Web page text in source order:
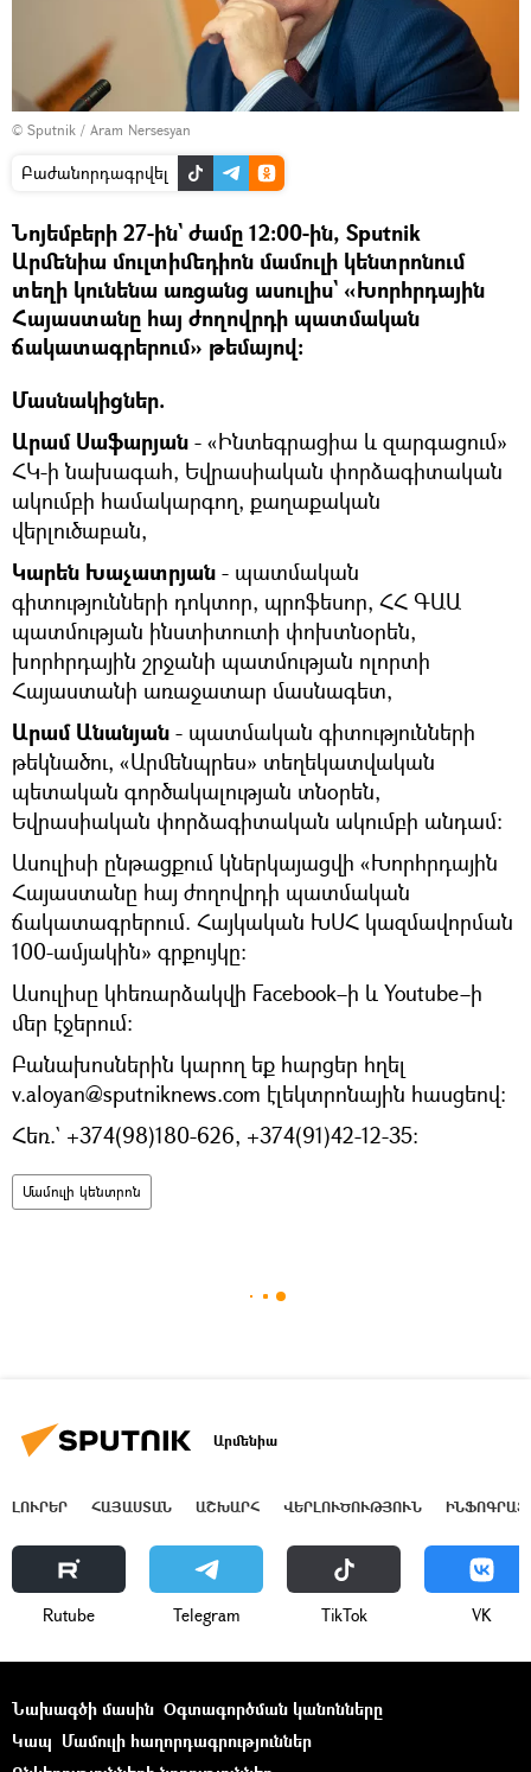
© Sputnik / Aram Nersesyan
Բաժանորդագրվել
Նոյեմբերի 27-ին` ժամը 12:00-ին, Sputnik
Արմենիա մուլտիմեդիոն մամուլի կենտրոնում
տեղի կունենա առցանց ասուլիս` «Խորհրդային
Հայաստանը հայ ժողովրդի պատմական
ճակատագրերում» թեմայով:
Մասնակիցներ.
Արամ Սաֆարյան - «Ինտեգրացիա և զարգացում»
ՀԿ-ի նախագահ, Եվրասիական փորձագիտական
ակումբի համակարգող, քաղաքական
վերլուծաբան,
Կարեն Խաչատրյան - պատմական
գիտությունների դոկտոր, պրոֆեսոր, ՀՀ ԳԱԱ
պատմության ինստիտուտի փոխտնօրեն,
խորհրդային շրջանի պատմության ոլորտի
Հայաստանի առաջատար մասնագետ,
Արամ Անանյան - պատմական գիտությունների
թեկնածու, «Արմենպրես» տեղեկատվական
պետական գործակալության տնօրեն,
Եվրասիական փորձագիտական ակումբի անդամ:
Ասուլիսի ընթացքում կներկայացվի «Խորհրդային
Հայաստանը հայ ժողովրդի պատմական
ճակատագրերում. Հայկական ԽՍՀ կազմավորման
100-ամյակին» գրքույկը:
Ասուլիսը կհեռարձակվի Facebook–ի և Youtube–ի
մեր էջերում:
Բանախոսներին կարող եք հարցեր հղել
v.aloyan@sputniknews.com էլեկտրոնային հասցեով:
Հեռ.` +374(98)180-626, +374(91)42-12-35։
Մամուլի կենտրոն
Արմենիա
ԼՈՒՐԵՐ ՀԱՅԱՍՏԱՆ ԱՇԽԱՐՀ ՎԵՐԼՈՒԾՈՒԹՅՈՒՆ
Rutube Telegram ТikТоk VK
Նախագծի մասին Օգտագործման կանոնները
Կապ Մամուլի հաղորդագրություններ